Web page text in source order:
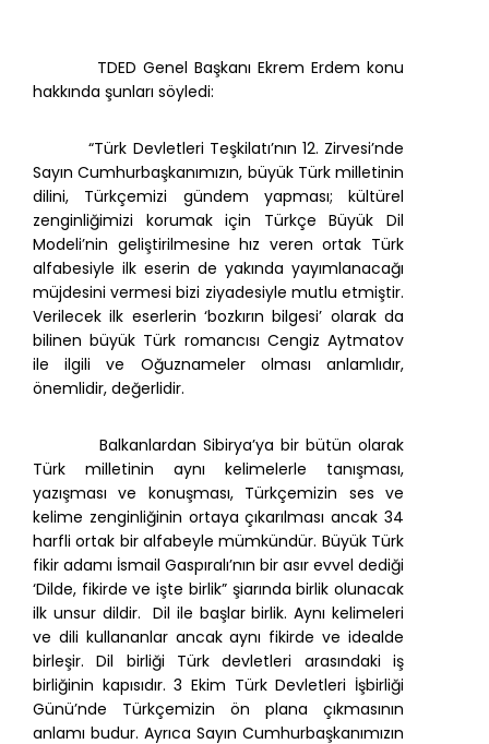
TDED Genel Başkanı Ekrem Erdem konu
hakkında şunları söyledi:
“Türk Devletleri Teşkilatı’nın 12. Zirvesi’nde
Sayın Cumhurbaşkanımızın, büyük Türk milletinin
dilini, Türkçemizi gündem yapması; kültürel
zenginliğimizi korumak için Türkçe Büyük Dil
Modeli’nin geliştirilmesine hız veren ortak Türk
alfabesiyle ilk eserin de yakında yayımlanacağı
müjdesini vermesi bizi ziyadesiyle mutlu etmiştir.
Verilecek ilk eserlerin ‘bozkırın bilgesi’ olarak da
bilinen büyük Türk romancısı Cengiz Aytmatov
ile ilgili ve Oğuznameler olması anlamlıdır,
önemlidir, değerlidir.
Balkanlardan Sibirya’ya bir bütün olarak
Türk milletinin aynı kelimelerle tanışması,
yazışması ve konuşması, Türkçemizin ses ve
kelime zenginliğinin ortaya çıkarılması ancak 34
harfli ortak bir alfabeyle mümkündür. Büyük Türk
fikir adamı İsmail Gaspıralı’nın bir asır evvel dediği
‘Dilde, fikirde ve işte birlik” şiarında birlik olunacak
ilk unsur dildir. Dil ile başlar birlik. Aynı kelimeleri
ve dili kullananlar ancak aynı fikirde ve idealde
birleşir. Dil birliği Türk devletleri arasındaki iş
birliğinin kapısıdır. 3 Ekim Türk Devletleri İşbirliği
Günü’nde Türkçemizin ön plana çıkmasının
anlamı budur. Ayrıca Sayın Cumhurbaşkanımızın